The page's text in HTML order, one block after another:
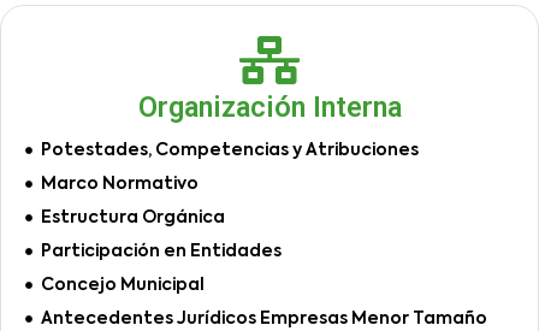
Organización Interna
Potestades, Competencias y Atribuciones
Marco Normativo
Estructura Orgánica
Participación en Entidades
Concejo Municipal
Antecedentes Jurídicos Empresas Menor Tamaño